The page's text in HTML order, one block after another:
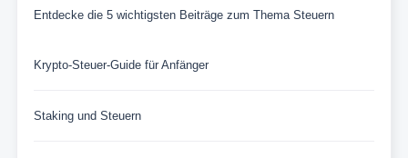
Entdecke die 5 wichtigsten Beiträge zum Thema Steuern
Krypto-Steuer-Guide für Anfänger
Staking und Steuern